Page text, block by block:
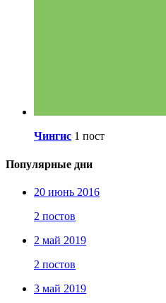
Чингис 1 пост
Популярные дни
20 июнь 2016
2 постов
2 май 2019
2 постов
3 май 2019